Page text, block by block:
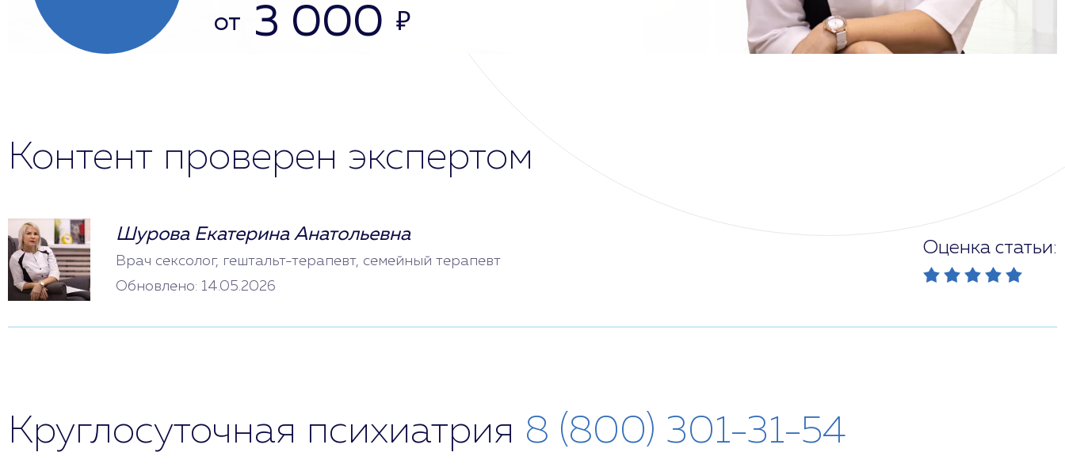
от 3 000 ₽
Контент проверен экспертом
Шурова Екатерина Анатольевна
Врач сексолог, гештальт-терапевт, семейный терапевт
Обновлено: 14.05.2026
Оценка статьи:
Круглосуточная психиатрия 8 (800) 301-31-54